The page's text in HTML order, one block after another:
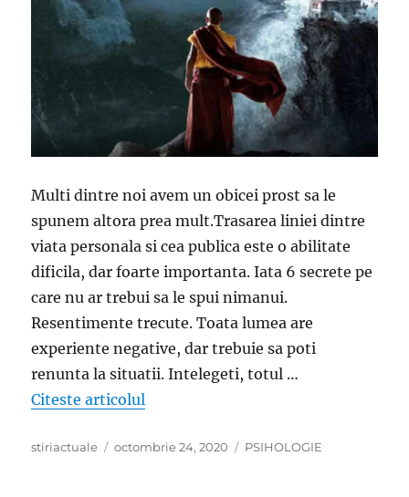
Multi dintre noi avem un obicei prost sa le
spunem altora prea mult.Trasarea liniei dintre
viata personala si cea publica este o abilitate
dificila, dar foarte importanta. Iata 6 secrete pe
care nu ar trebui sa le spui nimanui.
Resentimente trecute. Toata lumea are
experiente negative, dar trebuie sa poti
renunta la situatii. Intelegeti, totul …
Citeste articolul
Author
stiriactuale
Posted
octombrie 24, 2020 Categories
PSIHOLOGIE